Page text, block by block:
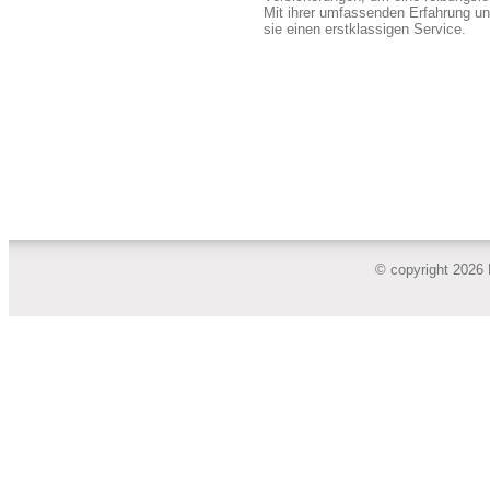
Mit ihrer umfassenden Erfahrung
sie einen erstklassigen Service.
© copyright 2026